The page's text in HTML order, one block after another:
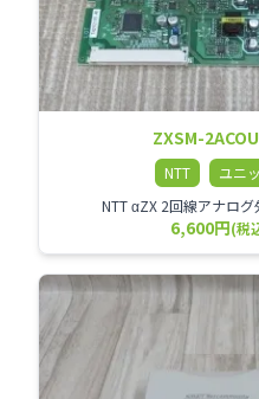
ZXSM-
NTT
ユニ
NTT αZX 2回線アナログ
6,600円(税